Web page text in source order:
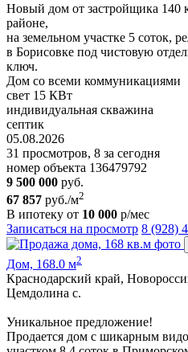
Новый дом от застройщика 140
районе,
на земельном участке 5 соток,
в Борисовке под чистовую
ключ.
Дом со всеми коммуникациями
свет 15 КВт
индивидуальная скважина
септик
05.08.2026
31 просмотров, 8 за сегодня
номер объекта 136479792
9 500 000 руб.
67 857 руб./м2
В ипотеку от 10 000 р/мес
Записаться на просмотр 8 (928)
Дом, 168.0 м2
Краснодарский край,
Цемдолина с.
Уникальное предложение!
Продается дом с шикарным